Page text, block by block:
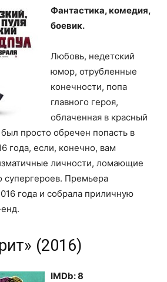
Фантастика, комедия,
боевик.
Любовь, недетский
юмор, отрубленные
конечности, попа
главного героя,
облаченная в красный
просто обречен попасть в
года, если, конечно, вам
личности, ломающие
супергероев. Премьера
года и собрала приличную
(2016)
IMDb: 8